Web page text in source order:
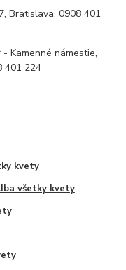
Bratislava, 0908 401
Kamenné námestie,
401 224
kvety
všetky kvety